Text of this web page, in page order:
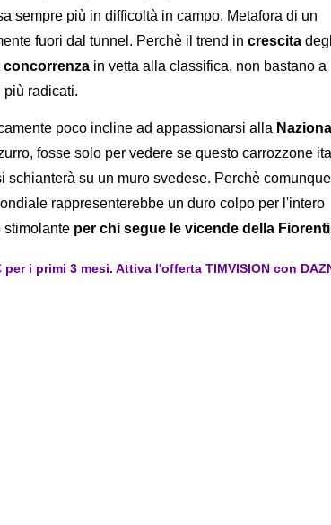
sempre più in difficoltà in campo. Metafora di un
fuori dal tunnel. Perchè il trend in crescita
concorrenza in vetta alla classifica, non bastano a
più radicati.
poco incline ad appassionarsi alla
fosse solo per vedere se questo carrozzone
schianterà su un muro svedese. Perchè
rappresenterebbe un duro colpo per l'intero
stimolante per chi segue le vicende della
per i primi 3 mesi. Attiva l'offerta TIMVISION con